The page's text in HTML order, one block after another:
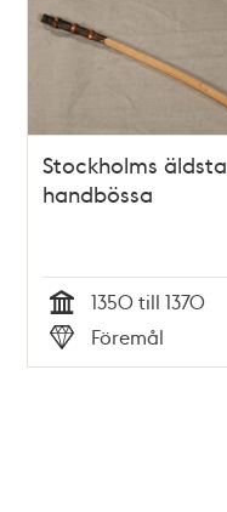
Stockholms äldsta
handbössa
Tid
1350 till 1370
Typ
Föremål